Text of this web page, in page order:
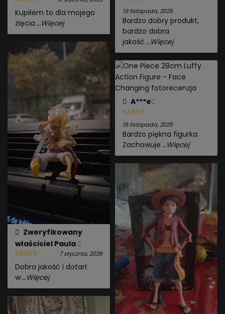
Kupiłem to dla mojego
zięcia ...Więcej
Zweryfikowany
właściciel Paula
7 stycznia, 2026
Dobra jakość i dotarł
w...Więcej
19 listopada, 2025
Bardzo dobry produkt,
bardzo dobra
jakość ...Więcej
A***e
15 listopada, 2025
Bardzo piękna figurka.
Zachowuje ...Więcej